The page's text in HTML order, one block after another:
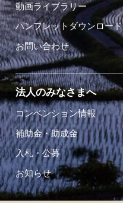
動画ライブラリー
パンフレットダウンロード
お問い合わせ
法人のみなさまへ
コンベンション情報
補助金・助成金
入札・公募
お知らせ